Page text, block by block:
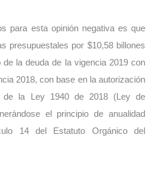
para esta opinión negativa es que
presupuestales por $10,58 billones
la deuda de la vigencia 2019 con
2018, con base en la autorización
la Ley 1940 de 2018 (Ley de
el principio de anualidad
14 del Estatuto Orgánico del